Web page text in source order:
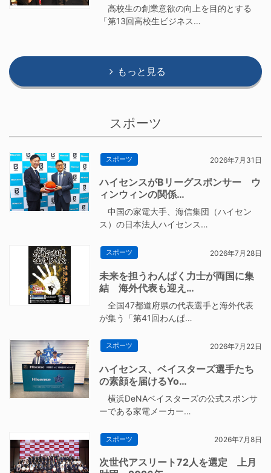
高校生の創業意欲の向上を目的とする
「第13回高校生ビジネス…
もっと見る
スポーツ
スポーツ 2026年7月31日
ハイセンスがBリーグスポンサー ウ
ィンウィンの関係…
中国の家電大手、海信集団（ハイセン
ス）の日本法人ハイセンス…
スポーツ 2026年7月28日
未来を担うわんぱく力士が両国に集
結 海外代表も迎え…
全国47都道府県の代表選手と海外代表
が集う「第41回わんぱ…
スポーツ 2026年7月22日
ハイセンス、ベイスターズ選手たち
の素顔を届けるYo…
横浜DeNAベイスターズの公式スポンサ
ーである家電メーカー…
スポーツ 2026年7月8日
次世代アスリート72人を選定 上月